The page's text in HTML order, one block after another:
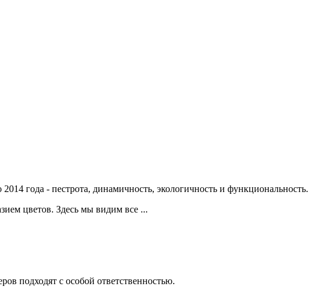
года - пестрота, динамичность, экологичность и функциональность.
цветов. Здесь мы видим все ...
подходят с особой ответственностью.